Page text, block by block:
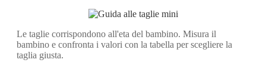
Le taglie corrispondono all'eta del bambino. Misura il
bambino e confronta i valori con la tabella per scegliere la
taglia giusta.